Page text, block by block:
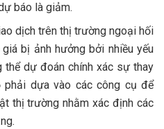
báo là giảm.
dịch trên thị trường ngoại hối
bị ảnh hưởng bởi nhiều yếu
thể dự đoán chính xác sự thay
dựa vào các công cụ để
thị trường nhằm xác định các